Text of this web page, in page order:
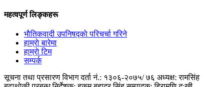
महत्वपूर्ण लिङ्कहरू
भाैतिकवादी उपनिषद्काे परिचर्चा गरिने
हाम्राे बारेमा
हाम्राे टिम
सम्पर्क
सूचना तथा प्रसारण विभाग दर्ता नं.: १३०६-२०७५/ ७६ अध्यक्ष: रामसिंह